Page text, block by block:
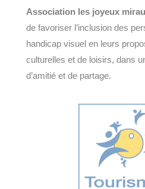
Association les joyeux
de favoriser l’inclusion des
handicap visuel en leurs
culturelles et de loisirs, dans
d’amitié et de partage.